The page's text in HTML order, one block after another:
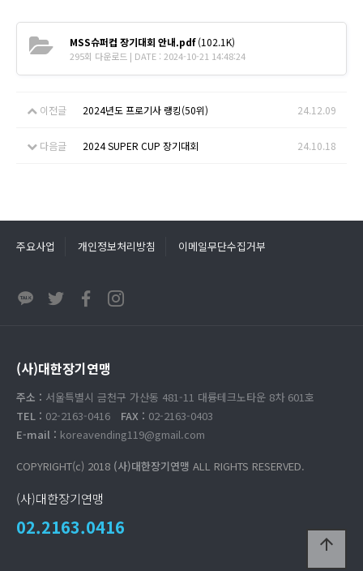
MSS슈퍼컵 장기대회 안내.pdf(102.1K)
295회 다운로드 | DATE : 2024-10-21 14:48:24
이전글 2024년도 프로기사 랭킹(50위) 24.12.09
다음글 2024 SUPER CUP 장기대회 24.10.18
arrow_upward
주요사업 개인정보처리방침 이메일무단수집거부
(사)대한장기연맹
주소 : 서울특별시 금천구 가산동 481-11 대륭테크노타운 8차 601호
TEL : 02-2163-0416 FAX : 02-2163-0403
E-mail : koreavending119@gmail.com
COPYRIGHT(c) 2018 (사)대한장기연맹 ALL RIGHTS RESERVED.
(사)대한장기연맹
02.2163.0416